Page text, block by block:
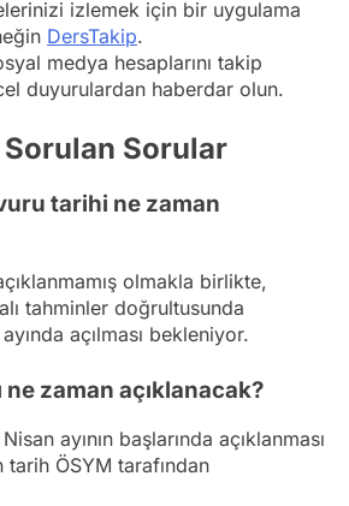
izlemek için bir uygulama
DersTakip.
medya hesaplarını takip
duyurulardan haberdar olun.
Sorulan Sorular
tarihi ne zaman
olmakla birlikte,
tahminler doğrultusunda
açılması bekleniyor.
ne zaman açıklanacak?
ayının başlarında açıklanması
ÖSYM tarafından